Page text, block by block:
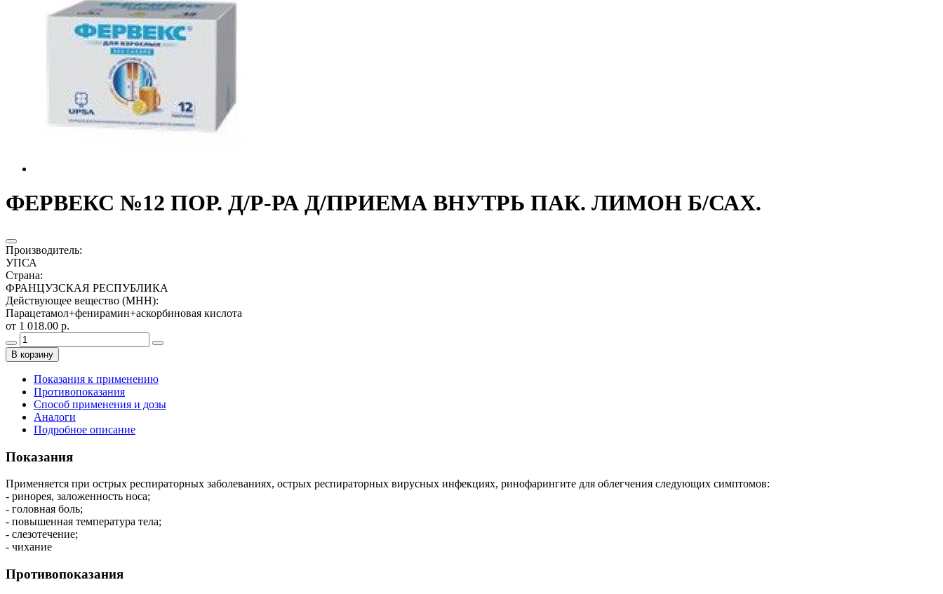
ФЕРВЕКС №12 ПОР. Д/Р-РА Д/ПРИЕМА ВНУТРЬ ПАК. ЛИМОН Б/САХ.
Производитель:
УПСА
Страна:
ФРАНЦУЗСКАЯ РЕСПУБЛИКА
Действующее вещество (МНН):
Парацетамол+фенирамин+аскорбиновая кислота
от 1 018.00 р.
В корзину
Показания к применению
Противопоказания
Способ применения и дозы
Аналоги
Подробное описание
Показания
Применяется при острых респираторных заболеваниях, острых респираторных вирусных инфекциях, ринофарингите для облегчения следующих симптомов:
- ринорея, заложенность носа;
- головная боль;
- повышенная температура тела;
- слезотечение;
- чихание
Противопоказания